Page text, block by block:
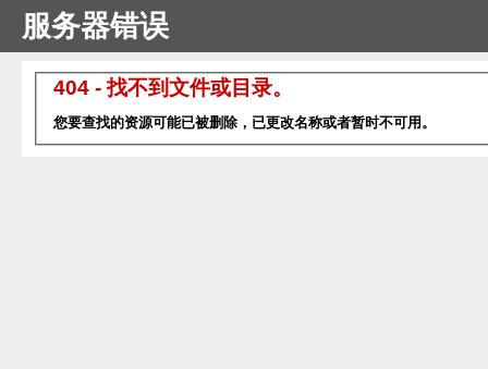
服务器错误
404 - 找不到文件或目录。
您要查找的资源可能已被删除，已更改名称或者暂时不可用。